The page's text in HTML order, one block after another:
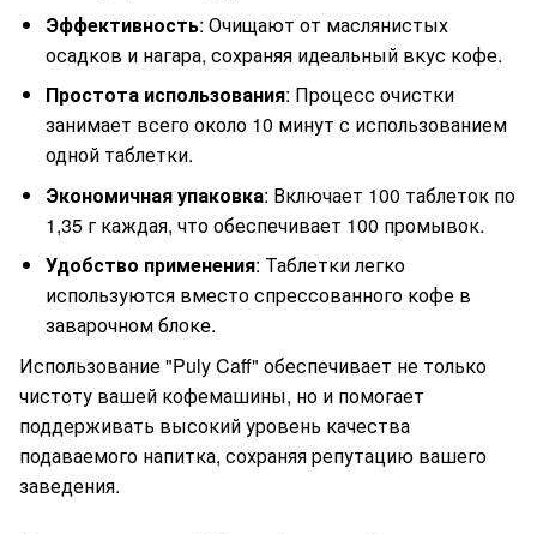
Эффективность: Очищают от маслянистых
осадков и нагара, сохраняя идеальный вкус кофе.
Простота использования: Процесс очистки
занимает всего около 10 минут с использованием
одной таблетки.
Экономичная упаковка: Включает 100 таблеток по
1,35 г каждая, что обеспечивает 100 промывок.
Удобство применения: Таблетки легко
используются вместо спрессованного кофе в
заварочном блоке.
Использование "Puly Caff" обеспечивает не только
чистоту вашей кофемашины, но и помогает
поддерживать высокий уровень качества
подаваемого напитка, сохраняя репутацию вашего
заведения.